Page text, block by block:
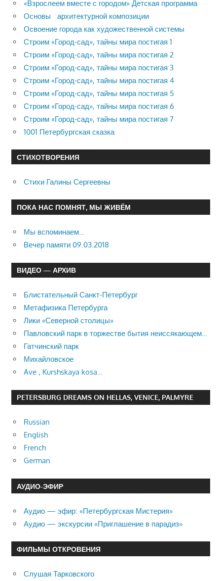
«Взрослеем вместе с городом» Детская программа
Основы архитектурной композиции
Освоение города как художественной системы
Строим «Город-сад», тайны мира постигая 1
Строим «Город-сад», тайны мира постигая 2
Строим «Город-сад», тайны мира постигая 3
Строим «Город-сад», тайны мира постигая 4
Строим «Город-сад», тайны мира постигая 5
Строим «Город-сад», тайны мира постигая 6
Строим «Город-сад», тайны мира постигая 7
1001 Петербургская сказка
СТИХОТВОРЕНИЯ
Стихи Галины Сергеевны
ПОКА НАС ПОМНЯТ, МЫ ЖИВЁМ
Мы вспоминаем…
Вечер памяти 09.03.2018
ВИДЕО — АРХИВ
Блистательный Санкт-Петербург
Метафизика Петербурга
Лики «Северной столицы»
Павловский парк в торжестве бытия неиссякающем…
Гатчинский парк
Михайловское
Ave , Kurshskaya kosa…
PETERSBURG DREAMS ON HELLAS, VENICE, PALMYRE
Russian
English
French
German
АУДИО-ЭФИР
Аудио — эфир: «Петербургская Мистерия»
Аудио — экскурсии «Приглашение в парадиз»
ФИЛЬМЫ ОТКРОВЕНИЯ
Слушая Тарковского